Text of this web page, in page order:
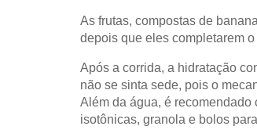
As frutas, compostas de
depois que eles completarem
Após a corrida, a hidratação
não se sinta sede, pois o
Além da água, é
isotônicas, granola e bolos